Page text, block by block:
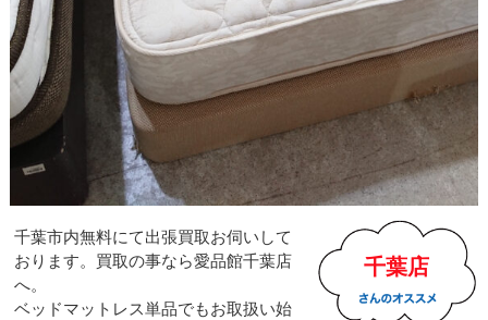
千葉店
千葉市内無料にて出張買取お伺いして
おります。買取の事なら愛品館千葉店
へ。
ベッドマットレス単品でもお取扱い始